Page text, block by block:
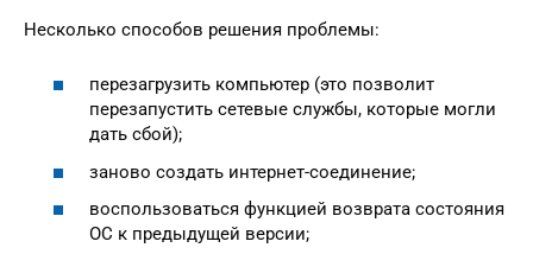
Несколько способов решения проблемы:
перезагрузить компьютер (это позволит
перезапустить сетевые службы, которые могли
дать сбой);
заново создать интернет-соединение;
воспользоваться функцией возврата состояния
ОС к предыдущей версии;